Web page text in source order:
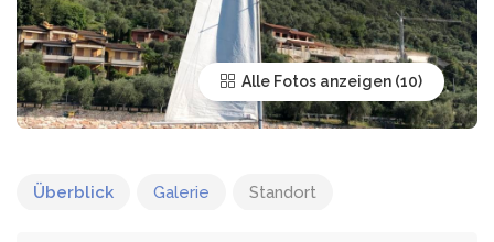
Alle Fotos anzeigen
Überblick Galerie Standort